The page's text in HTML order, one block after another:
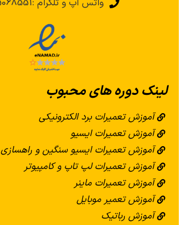
واتس اپ و تلگرام :09375068551
لینک دوره های محبوب
آموزش تعمیرات برد الکترونیکی
آموزش تعمیرات ایسیو
آموزش تعمیرات ایسیو سنگین و راهسازی
آموزش تعمیرات لپ تاپ و کامپیوتر
آموزش تعمیرات ماینر
آموزش تعمیر موبایل
آموزش رباتیک